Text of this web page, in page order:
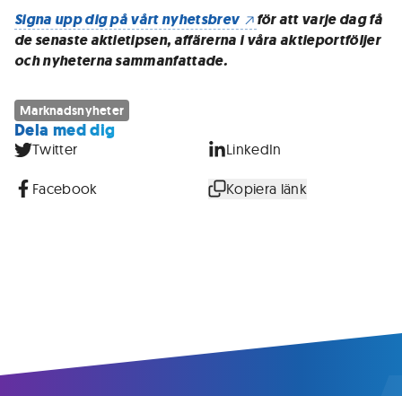
Signa upp dig på vårt nyhetsbrev
för att varje dag få
de senaste aktietipsen, affärerna i våra aktieportföljer
och nyheterna sammanfattade.
Marknadsnyheter
Dela med dig
Twitter LinkedIn
Facebook Kopiera länk